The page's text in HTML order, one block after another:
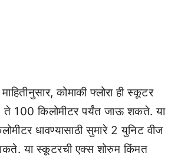
कोमाकी फ्लोरा ही स्कूटर
ते 100 किलोमीटर पर्यंत जाऊ शकते. या
धावण्यासाठी सुमारे 2 युनिट वीज
या स्कूटरची एक्स शोरुम किंमत